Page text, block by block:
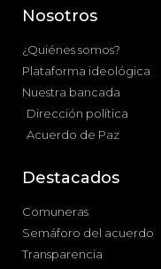
Nosotros
¿Quiénes somos?
Plataforma ideológica
Nuestra bancada
Dirección política
Acuerdo de Paz
Destacados
Comuneras
Semáforo del acuerdo
Transparencia